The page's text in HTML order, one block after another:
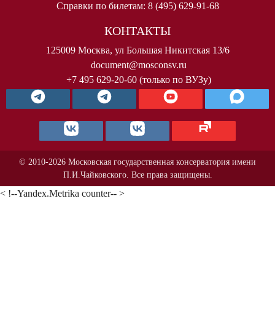
Справки по билетам: 8 (495) 629-91-68
КОНТАКТЫ
125009 Москва, ул Большая Никитская 13/6
document@mosconsv.ru
+7 495 629-20-60 (только по ВУЗу)
© 2010-2026 Московская государственная консерватория имени
П.И.Чайковского. Все права защищены.
< !--Yandex.Metrika counter-- >